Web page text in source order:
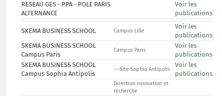
RESEAU GES - PPA - POLE PARIS
ALTERNANCE
Voir les
publications
SKEMA BUSINESS SCHOOL Campus Lille
Voir les
publications
SKEMA BUSINESS SCHOOL
Campus Paris
Campus Paris
Voir les
publications
SKEMA BUSINESS SCHOOL
Campus Sophia Antipolis
---Site Sophia Antipolis
Voir les
publications
Direction innovation et
recherche